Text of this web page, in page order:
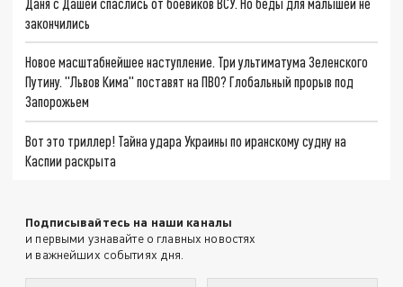
закончились
Новое масштабнейшее наступление. Три ультиматума Зеленского
Путину. "Львов Кима" поставят на ПВО? Глобальный прорыв под
Запорожьем
Вот это триллер! Тайна удара Украины по иранскому судну на
Каспии раскрыта
Подписывайтесь на наши каналы
и первыми узнавайте о главных новостях
и важнейших событиях дня.